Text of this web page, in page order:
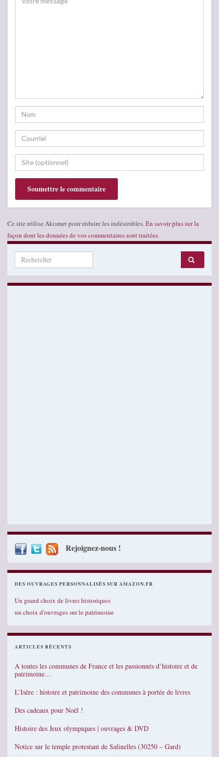
Ce site utilise Akismet pour réduire les indésirables. En savoir plus sur la
façon dont les données de vos commentaires sont traitées.
Search for:
Rejoignez-nous !
DES OUVRAGES PERSONNALISÉS SUR AMAZON.FR
Un grand choix de livres historiques
un choix d'ouvrages sur le patrimoine
ARTICLES RÉCENTS
A toutes les communes de France et les passionnés d’histoire et de
patrimoine…
L’Isère : histoire et patrimoine des communes à portée de livres
Des cadeaux pour Noël !
Histoire des Jeux olympiques | ouvrages & DVD
Notice sur le temple protestant de Salinelles (30250 – Gard)